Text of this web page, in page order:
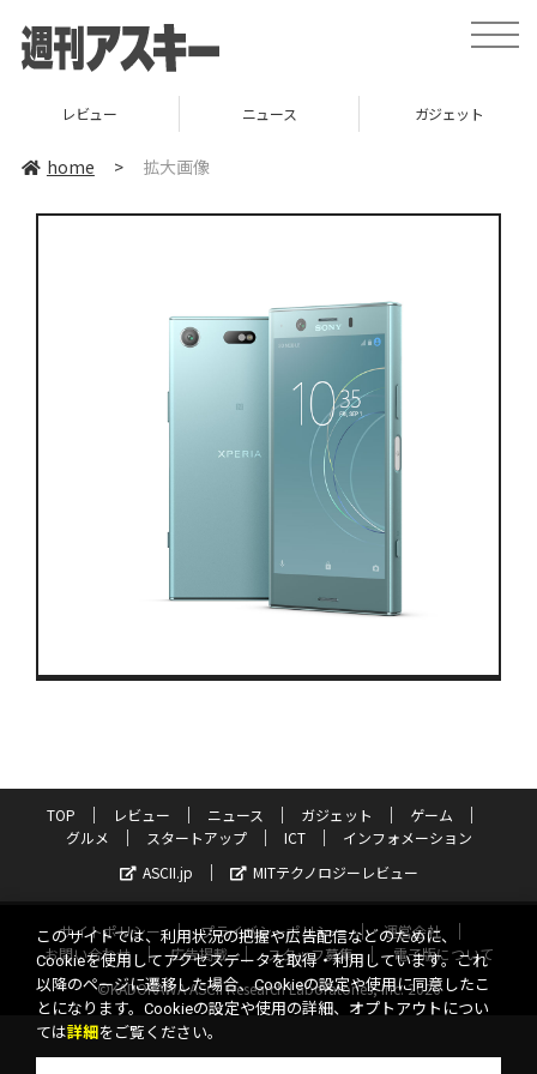
toggle
レビュー ニュース ガジェット
home > 拡大画像
TOP レビュー ニュース ガジェット
ゲーム
グルメ
スタートアップ ICT
インフォメーション
ASCII.jp
MITテクノロジーレビュー
サイトポリシー プライバシーポリシー
運営会社
お問い合わせ
広告掲載 スタッフ募集
電子版について
©KADOKAWA ASCII Research Laboratories, Inc. 2026
このサイトでは、利用状況の把握や広告配信などのために、
Cookieを使用してアクセスデータを取得・利用しています。これ
以降のページに遷移した場合、Cookieの設定や使用に同意したこ
とになります。Cookieの設定や使用の詳細、オプトアウトについ
ては詳細 をご覧ください。